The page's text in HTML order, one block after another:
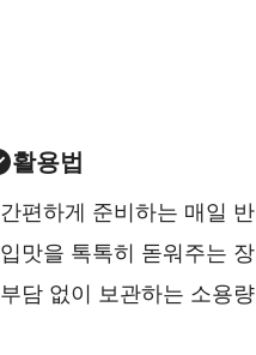
활용법
간편하게 준비하는 매일
입맛을 톡톡히 돋워주는
부담 없이 보관하는 소용량